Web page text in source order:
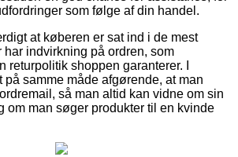
som følge af din handel.
at køberen er sat ind i de mest
har indvirkning på ordren, som
returpolitik shoppen garanterer. I
på samme måde afgørende, at man
så man altid kan vidne om sin
om man søger produkter til en kvinde